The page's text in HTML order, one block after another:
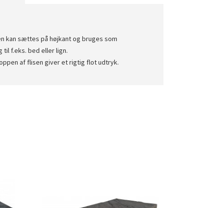
kan sættes på højkant og bruges som
f.eks. bed eller lign.
af flisen giver et rigtig flot udtryk.